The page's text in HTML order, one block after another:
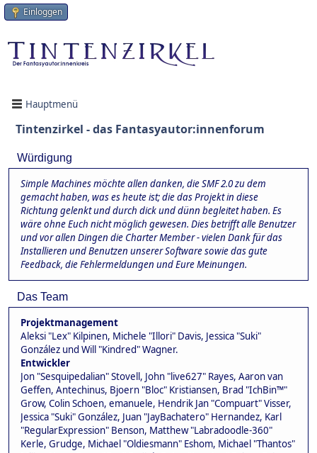
Einloggen
Hauptmenü
Tintenzirkel - das Fantasyautor:innenforum
Würdigung
Simple Machines möchte allen danken, die SMF 2.0 zu dem
gemacht haben, was es heute ist; die das Projekt in diese
Richtung gelenkt und durch dick und dünn begleitet haben. Es
wäre ohne Euch nicht möglich gewesen. Dies betrifft alle Benutzer
und vor allen Dingen die Charter Member - vielen Dank für das
Installieren und Benutzen unserer Software sowie das gute
Feedback, die Fehlermeldungen und Eure Meinungen.
Das Team
Projektmanagement
Aleksi "Lex" Kilpinen, Michele "Illori" Davis, Jessica "Suki"
González und Will "Kindred" Wagner.
Entwickler
Jon "Sesquipedalian" Stovell, John "live627" Rayes, Aaron van
Geffen, Antechinus, Bjoern "Bloc" Kristiansen, Brad "IchBin™"
Grow, Colin Schoen, emanuele, Hendrik Jan "Compuart" Visser,
Jessica "Suki" González, Juan "JayBachatero" Hernandez, Karl
"RegularExpression" Benson, Matthew "Labradoodle-360"
Kerle, Grudge, Michael "Oldiesmann" Eshom, Michael "Thantos"